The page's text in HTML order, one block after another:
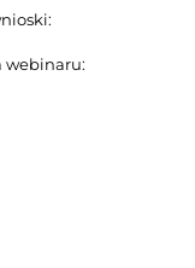
webinaru: